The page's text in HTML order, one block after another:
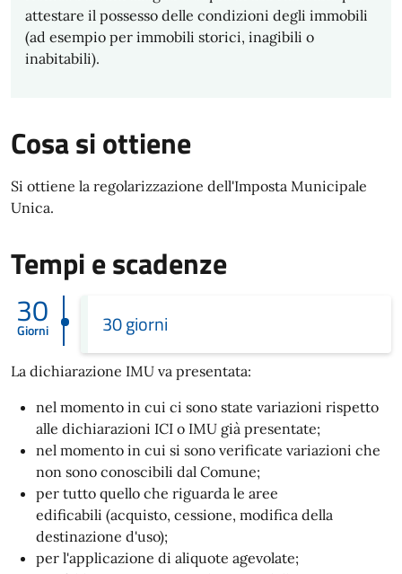
attestare il possesso delle condizioni degli immobili
(ad esempio per immobili storici, inagibili o
inabitabili).
Cosa si ottiene
Si ottiene la regolarizzazione dell'Imposta Municipale
Unica.
Tempi e scadenze
30
Giorni 30 giorni
La dichiarazione IMU va presentata:
nel momento in cui ci sono state variazioni rispetto
alle dichiarazioni ICI o IMU già presentate;
nel momento in cui si sono verificate variazioni che
non sono conoscibili dal Comune;
per tutto quello che riguarda le aree
edificabili (acquisto, cessione, modifica della
destinazione d'uso);
per l'applicazione di aliquote agevolate;